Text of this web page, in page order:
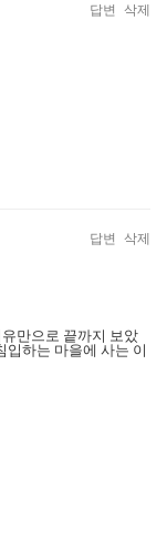
답변 삭제
답변 삭제
만으로 끝까지 보았
입하는 마을에 사는 이